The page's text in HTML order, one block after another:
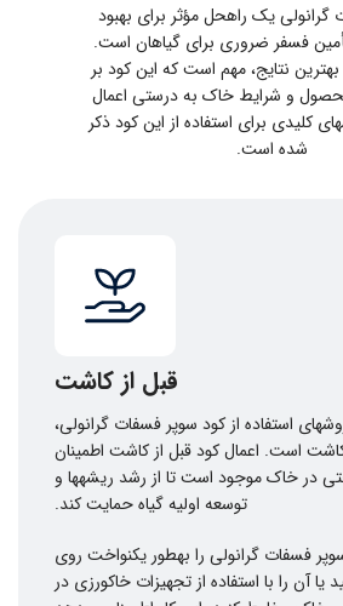
یک راهحل مؤثر برای بهبود
فسفر ضروری برای گیاهان است.
نتایج، مهم است که این کود بر
و شرایط خاک به درستی اعمال
کلیدی برای استفاده از این کود ذکر
شده است.
قبل از کاشت
استفاده از کود سوپر فسفات گرانولی،
است. اعمال کود قبل از کاشت اطمینان
در خاک موجود است تا از رشد ریشهها و
توسعه اولیه گیاه حمایت کند.
فسفات گرانولی را بهطور یکنواخت روی
را با استفاده از تجهیزات خاکورزی در